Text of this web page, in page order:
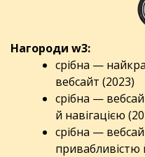
Нагороди w3:
срібна —
вебсайт (2023)
срібна —
й навігацією
срібна —
привабливістю